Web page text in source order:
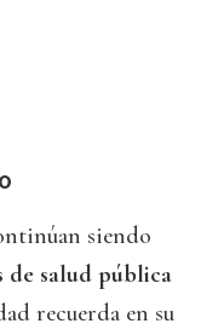
siendo
salud pública
recuerda en su